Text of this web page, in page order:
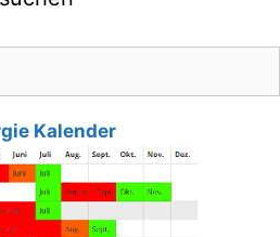
Kalender